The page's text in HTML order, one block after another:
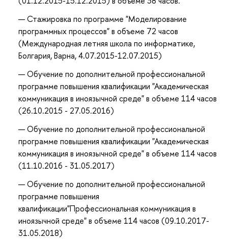
Стажировка по программе "Моделирование
программных процессов" в объеме 72 часов
(Международная летняя школа по информатике,
Болгария, Варна, 4.07.2015-12.07.2015)
Обучение по дополнительной профессиональной
программе повышения квалификации "Академическая
коммуникация в иноязычной среде" в объеме 114 часов
(26.10.2015 - 27.05.2016)
Обучение по дополнительной профессиональной
программе повышения квалификации "Академическая
коммуникация в иноязычной среде" в объеме 114 часов
(11.10.2016 - 31.05.2017)
Обучение по дополнительной профессиональной
программе повышения
квалификации"Профессиональная коммуникация в
иноязычной среде" в объеме 114 часов (09.10.2017-
31.05.2018)